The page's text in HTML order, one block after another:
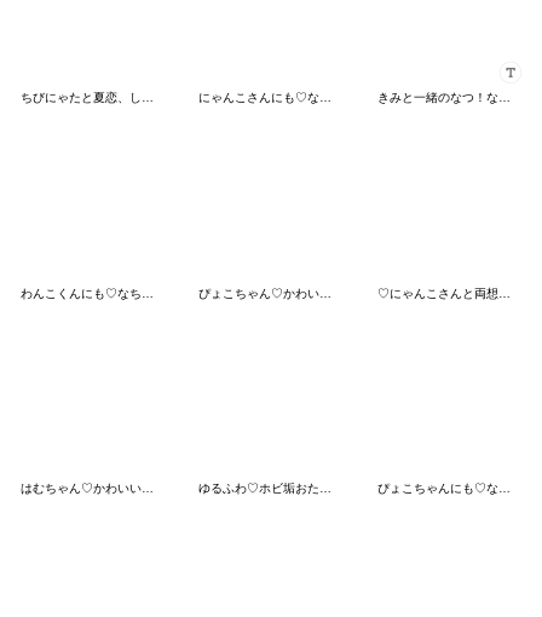
ちびにゃたと夏恋、しよᴗ ⩊ ᴗ にゃんこさんにも♡なちゅ♡がきた！(夏♡) きみと一緒のなつ！なちゅ！chu〜> з <♡